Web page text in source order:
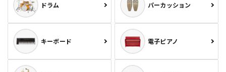
ドラム パーカッション
キーボード 電子ピアノ